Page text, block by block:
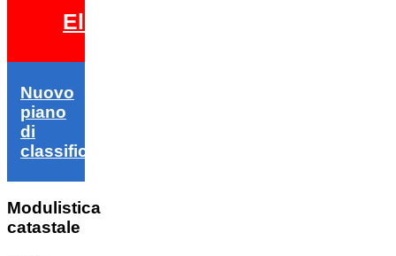
Elezioni 2026
Nuovo
piano
di
classifica
Modulistica
catastale